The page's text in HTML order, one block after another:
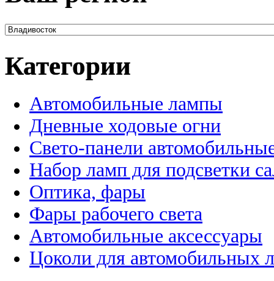
Категории
Автомобильные лампы
Дневные ходовые огни
Свето-панели
Набор ламп для подсветки
Оптика, фары
Фары рабочего света
Автомобильные аксессуары
Цоколи для автомобильных